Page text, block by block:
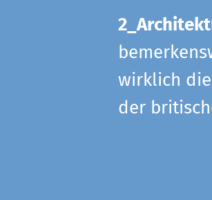
wirklich
der